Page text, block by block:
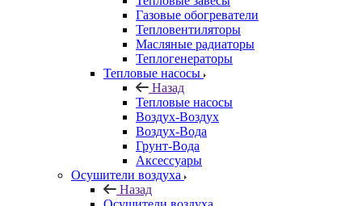
Газовые обогреватели
Тепловентиляторы
Масляные радиаторы
Теплогенераторы
Тепловые насосы
Назад
Тепловые насосы
Воздух-Воздух
Воздух-Вода
Грунт-Вода
Аксессуары
Осушители воздуха
Назад